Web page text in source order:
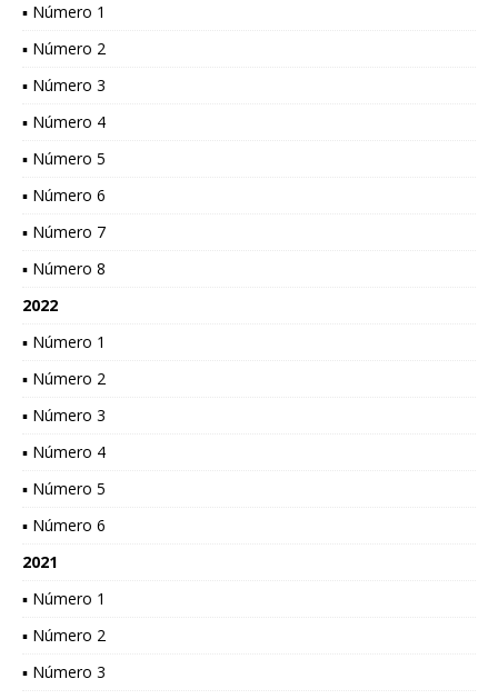
▪ Número 1
▪ Número 2
▪ Número 3
▪ Número 4
▪ Número 5
▪ Número 6
▪ Número 7
▪ Número 8
2022
▪ Número 1
▪ Número 2
▪ Número 3
▪ Número 4
▪ Número 5
▪ Número 6
2021
▪ Número 1
▪ Número 2
▪ Número 3